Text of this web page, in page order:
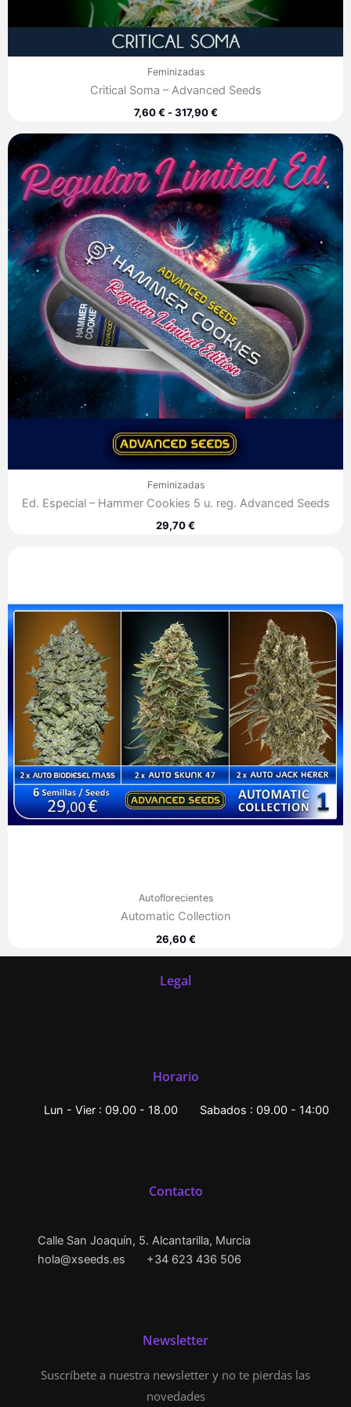
Feminizadas
Critical Soma – Advanced Seeds
7,60€ - 317,90€
Feminizadas
Ed. Especial – Hammer Cookies 5 u. reg. Advanced Seeds
29,70€
Autoflorecientes
Automatic Collection
26,60€
Legal
Horario
Lun - Vier : 09.00 - 18.00 Sabados : 09.00 - 14:00
Contacto
Calle San Joaquín, 5. Alcantarilla, Murcia
hola@xseeds.es
+34 623 436 506
Newsletter
Suscríbete a nuestra newsletter y no te pierdas las
novedades